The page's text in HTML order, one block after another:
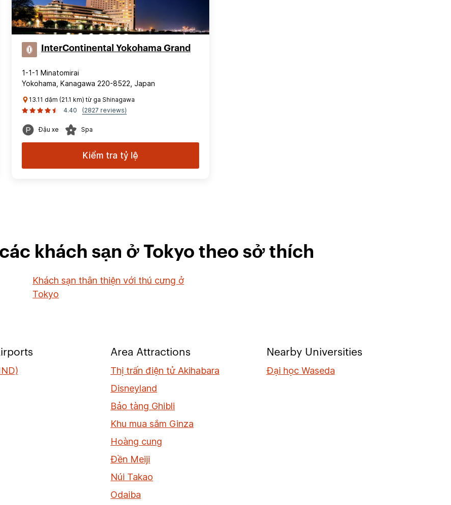
InterContinental Yokohama Grand
1-1-1 Minatomirai
Yokohama, Kanagawa 220-8522, Japan
13.11 dặm (21.1 km) từ ga Shinagawa
4.40
(2827 reviews)
Đậu xe Spa
Kiểm tra tỷ lệ
khách sạn ở Tokyo theo sở thích
Khách sạn thân thiện với thú cưng ở
Tokyo
Area Attractions
Thị trấn điện tử Akihabara
Disneyland
Bảo tàng Ghibli
Khu mua sắm Ginza
Hoàng cung
Đền Meiji
Núi Takao
Odaiba
Nearby Universities
Đại học Waseda